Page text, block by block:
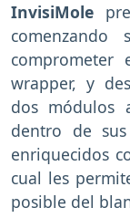
InvisiMole
comprometer
wrapper, y
dos módulos
dentro de
enriquecidos
cual les
posible del